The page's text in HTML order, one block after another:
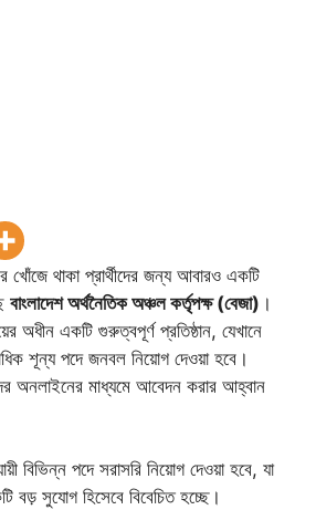
খোঁজে থাকা প্রার্থীদের জন্য আবারও একটি
বাংলাদেশ অর্থনৈতিক অঞ্চল কর্তৃপক্ষ (বেজা) ।
অধীন একটি গুরুত্বপূর্ণ প্রতিষ্ঠান, যেখানে
শূন্য পদে জনবল নিয়োগ দেওয়া হবে।
অনলাইনের মাধ্যমে আবেদন করার আহ্বান
বিভিন্ন পদে সরাসরি নিয়োগ দেওয়া হবে, যা
বড় সুযোগ হিসেবে বিবেচিত হচ্ছে।